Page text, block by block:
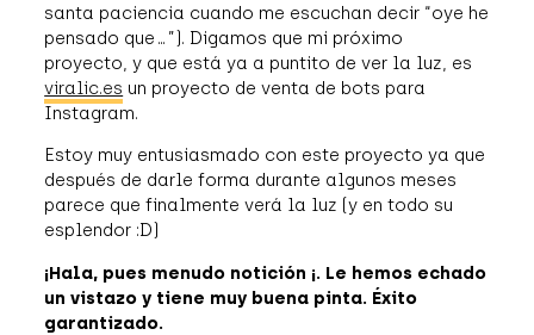
santa paciencia cuando me escuchan decir “oye he
pensado que…”). Digamos que mi próximo
proyecto, y que está ya a puntito de ver la luz, es
viralic.es un proyecto de venta de bots para
Instagram.
Estoy muy entusiasmado con este proyecto ya que
después de darle forma durante algunos meses
parece que finalmente verá la luz (y en todo su
esplendor :D)
¡Hala, pues menudo notición ¡. Le hemos echado
un vistazo y tiene muy buena pinta. Éxito
garantizado.